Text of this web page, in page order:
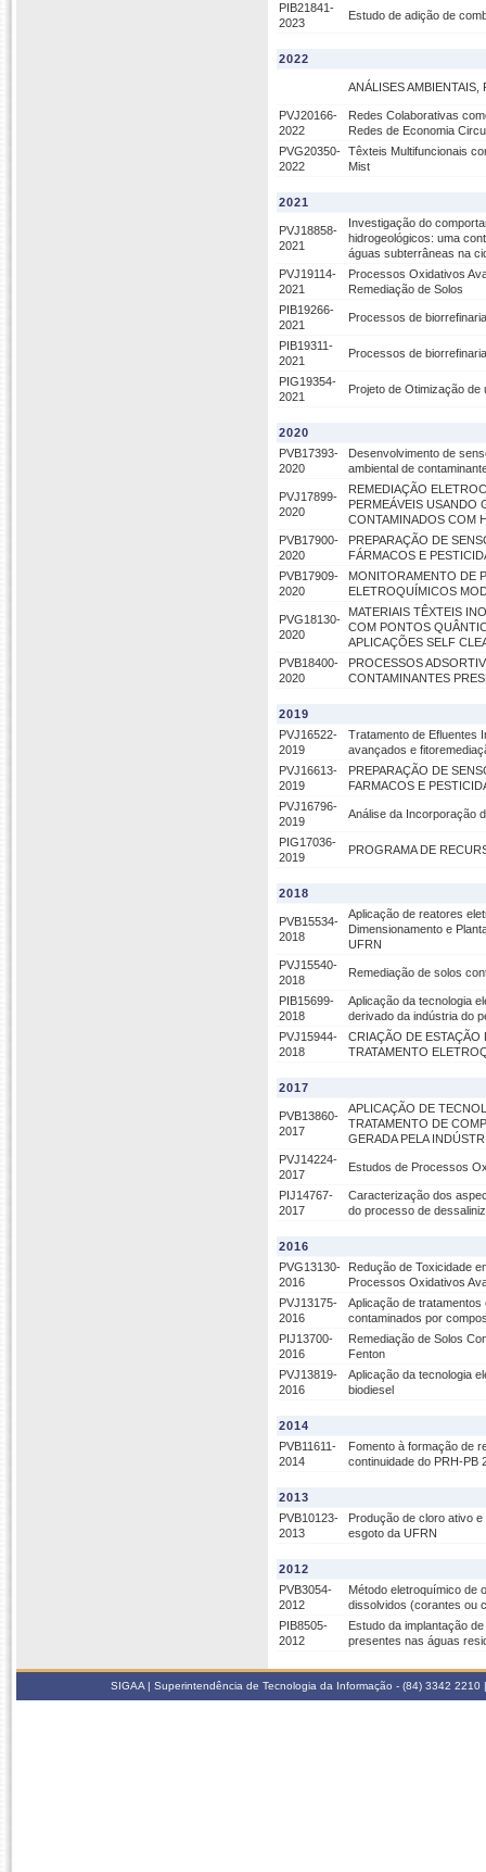
PIB21841-
2023
Estudo de adição de
2022
ANÁLISES
PVJ20166-
2022
Redes Colaborativas
Redes de Economia
PVG20350-
2022
Têxteis Multifuncionais
Mist
2021
PVJ18858-
2021
Investigação do
hidrogeológicos: uma
águas subterrâneas na
PVJ19114-
2021
Processos Oxidativos
Remediação de Solos
PIB19266-
2021
Processos de
PIB19311-
2021
Processos de
PIG19354-
2021
Projeto de Otimização de
2020
PVB17393-
2020
Desenvolvimento de
ambiental de
PVJ17899-
2020
REMEDIAÇÃO
PERMEÁVEIS USANDO
CONTAMINADOS COM
PVB17900-
2020
PREPARAÇÃO DE
FÁRMACOS E
PVB17909-
2020
MONITORAMENTO DE
ELETROQUÍMICOS
PVG18130-
2020
MATERIAIS TÊXTEIS
COM PONTOS
APLICAÇÕES SELF
PVB18400-
2020
PROCESSOS
CONTAMINANTES
2019
PVJ16522-
2019
Tratamento de Efluentes
avançados e
PVJ16613-
2019
PREPARAÇÃO DE
FARMACOS E
PVJ16796-
2019
Análise da Incorporação
PIG17036-
2019
PROGRAMA DE
2018
PVB15534-
2018
Aplicação de reatores
Dimensionamento e
UFRN
PVJ15540-
2018
Remediação de solos
PIB15699-
2018
Aplicação da tecnologia
derivado da indústria do
PVJ15944-
2018
CRIAÇÃO DE ESTAÇÃO
TRATAMENTO
2017
PVB13860-
2017
APLICAÇÃO DE
TRATAMENTO DE
GERADA PELA
PVJ14224-
2017
Estudos de Processos
PIJ14767-
2017
Caracterização dos
do processo de
2016
PVG13130-
2016
Redução de Toxicidade
Processos Oxidativos
PVJ13175-
2016
Aplicação de
contaminados por
PIJ13700-
2016
Remediação de Solos
Fenton
PVJ13819-
2016
Aplicação da tecnologia
biodiesel
2014
PVB11611-
2014
Fomento à formação de
continuidade do PRH-PB
2013
PVB10123-
2013
Produção de cloro ativo
esgoto da UFRN
2012
PVB3054-
2012
Método eletroquímico de
dissolvidos (corantes ou
PIB8505-
2012
Estudo da implantação
presentes nas águas
SIGAA | Superintendência de Tecnologia da Informação - (84) 3342